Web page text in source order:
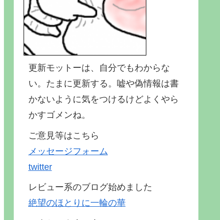
更新モットーは、自分でもわからな
い。たまに更新する。嘘や偽情報は書
かないように気をつけるけどよくやら
かすゴメンね。
ご意見等はこちら
メッセージフォーム
twitter
レビュー系のブログ始めました
絶望のほとりに一輪の華